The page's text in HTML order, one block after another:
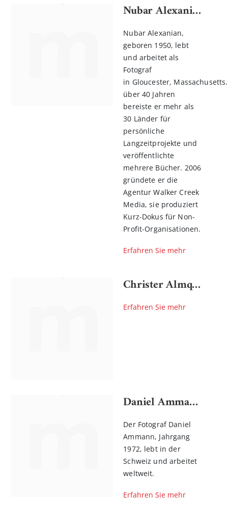
Nubar Alexanian
Nubar Alexanian,
geboren 1950, lebt
und arbeitet als
Fotograf
in Gloucester,
über 40 Jahren
bereiste er mehr als
30 Länder für
persönliche
Langzeitprojekte und
veröffentlichte
mehrere Bücher. 2006
gründete er die
Agentur Walker Creek
Media, sie produziert
Kurz-Dokus für Non-
Profit-Organisationen.
Erfahren Sie mehr
Christer Almqvist
Erfahren Sie mehr
Daniel Ammann
Der Fotograf Daniel
Ammann, Jahrgang
1972, lebt in der
Schweiz und arbeitet
weltweit.
Erfahren Sie mehr